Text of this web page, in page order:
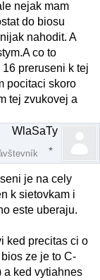
nejak mam
do biosu
nahodit. A
co to
preruseni k tej
pocitaci skoro
tej zvukovej a
WlaSaTy
je na cely
k sietovkam i
este uberaju.
ked precitas ci o
ze je to C-
a ked vytiahnes